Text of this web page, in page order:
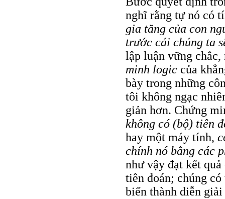
nghĩ rằng tự nó có
gia tăng của con
trước cái chúng ta
lập luận vững
minh logic của
bày trong những
tôi không ngạc
giản hơn. Chứng
không có (bộ) tiên
hay một máy tính,
chính nó bằng các
như vậy đạt kết
tiên đoán; chúng
biến thành diễn